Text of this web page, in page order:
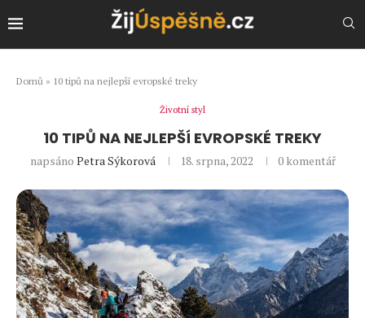
Domů » 10 tipů na nejlepší evropské treky
Životní styl
10 TIPŮ NA NEJLEPŠÍ EVROPSKÉ TREKY
napsáno Petra Sýkorová 18. srpna, 2022 0 komentář